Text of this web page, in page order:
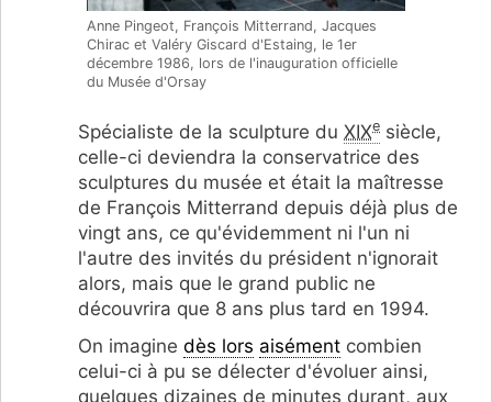
Anne Pingeot, François Mitterrand, Jacques
Chirac et Valéry Giscard d'Estaing, le 1er
décembre 1986, lors de l'inauguration officielle
du Musée d'Orsay
Spécialiste de la sculpture du XIXe siècle,
celle-ci deviendra la conservatrice des
sculptures du musée et était la maîtresse
de François Mitterrand depuis déjà plus de
vingt ans, ce qu'évidemment ni l'un ni
l'autre des invités du président n'ignorait
alors, mais que le grand public ne
découvrira que 8 ans plus tard en 1994.
On imagine dès lors aisément combien
celui-ci à pu se délecter d'évoluer ainsi,
quelques dizaines de minutes durant, aux